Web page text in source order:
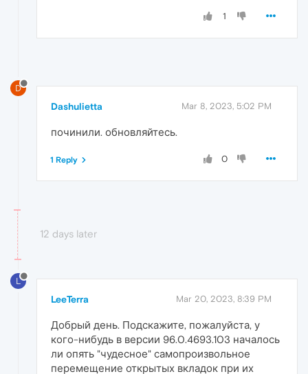
1
D
Dashulietta Mar 8, 2023, 5:02 PM
починили. обновляйтесь.
0
1 Reply
12 days later
L
LeeTerra Mar 20, 2023, 8:39 PM
Добрый день. Подскажите, пожалуйста, у
кого-нибудь в версии 96.0.4693.103 началось
ли опять "чудесное" самопроизвольное
перемещение открытых вкладок при их